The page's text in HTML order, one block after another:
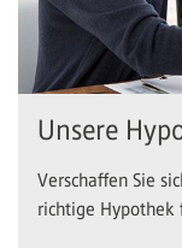
Unsere
Verschaffen Sie
richtige Hypothek